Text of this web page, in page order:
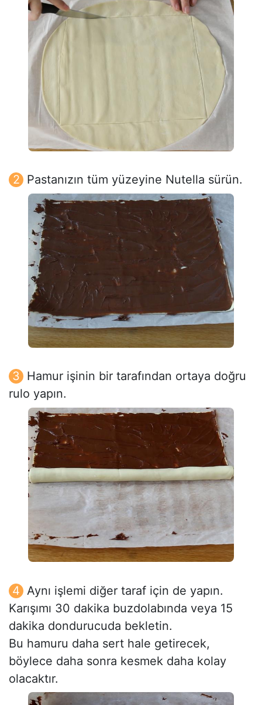
Pastanızın tüm yüzeyine Nutella sürün.
Hamur işinin bir tarafından ortaya doğru
rulo yapın.
Aynı işlemi diğer taraf için de yapın.
Karışımı 30 dakika buzdolabında veya 15
dakika dondurucuda bekletin.
Bu hamuru daha sert hale getirecek,
böylece daha sonra kesmek daha kolay
olacaktır.